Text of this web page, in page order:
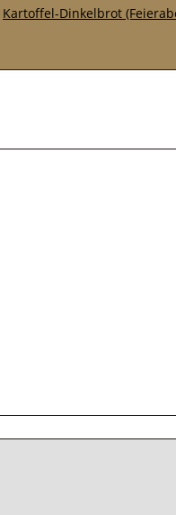
Kartoffel-Dinkelbrot